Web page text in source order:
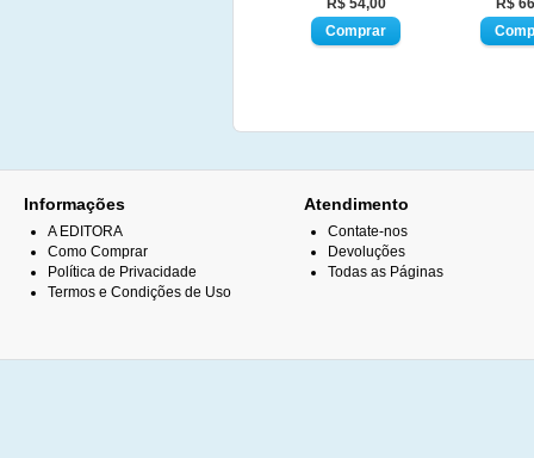
R$ 54,00
R$
Informações
A EDITORA
Como Comprar
Política de Privacidade
Termos e Condições de Uso
Atendimento
Contate-nos
Devoluções
Todas as Páginas